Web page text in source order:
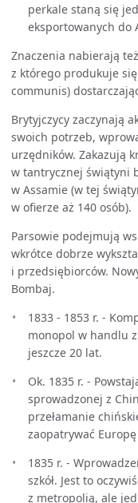
perkale staną się
eksportowanych do
Znaczenia nabierają
z którego produkuje
communis)
Brytyjczycy zaczynają
swoich potrzeb,
urzędników. Zakazują
w tantrycznej świątyni
w Assamie (w tej
w ofierze aż 140 osób).
Parsowie podejmują
wkrótce dobrze
i przedsiębiorców.
Bombaj.
1833 - 1853 r. -
monopol w handlu
jeszcze 20 lat.
Ok. 1835 r. -
sprowadzonej z
przełamanie
zaopatrywać
1835 r. -
szkół. Jest to
z metropolią, ale